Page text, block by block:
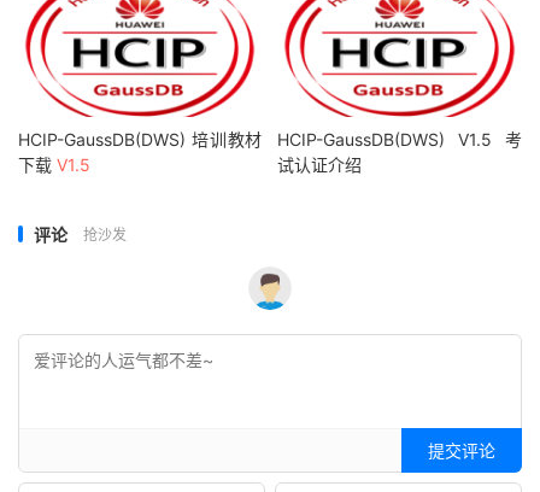
HCIP-GaussDB(DWS) 培训教材
下载 V1.5
HCIP-GaussDB(DWS) V1.5 考
试认证介绍
评论 抢沙发
提交评论